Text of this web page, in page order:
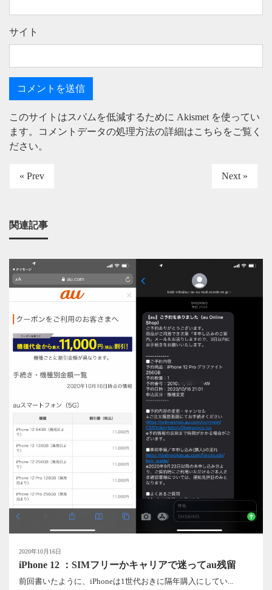
サイト
このサイトはスパムを低減するために Akismet を使ってい
ます。
コメントデータの処理方法の詳細はこちらをご覧く
ださい。
« Prev Next »
関連記事
2020年10月16日
iPhone 12 ：SIMフリーかキャリアで迷ってau残留
前回書いたように、iPhoneは1世代おきに隔年購入にしてい...